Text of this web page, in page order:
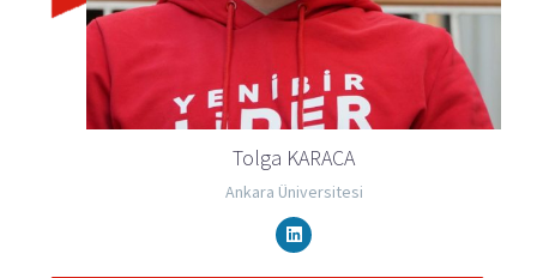
Tolga KARACA
Ankara Üniversitesi